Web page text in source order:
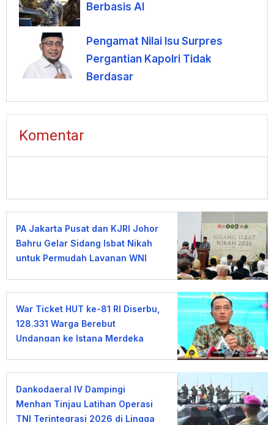
Berbasis AI
Pengamat Nilai Isu Surpres
Pergantian Kapolri Tidak
Berdasar
Komentar
PA Jakarta Pusat dan KJRI Johor
Bahru Gelar Sidang Isbat Nikah
untuk Permudah Layanan WNI
War Ticket HUT ke-81 RI Diserbu,
128.331 Warga Berebut
Undangan ke Istana Merdeka
Dankodaeral IV Dampingi
Menhan Tinjau Latihan Operasi
TNI Terintegrasi 2026 di Lingga